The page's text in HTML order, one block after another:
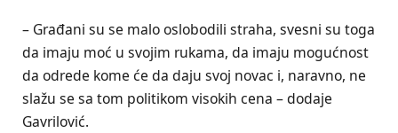
– Građani su se malo oslobodili straha, svesni su toga
da imaju moć u svojim rukama, da imaju mogućnost
da odrede kome će da daju svoj novac i, naravno, ne
slažu se sa tom politikom visokih cena – dodaje
Gavrilović.